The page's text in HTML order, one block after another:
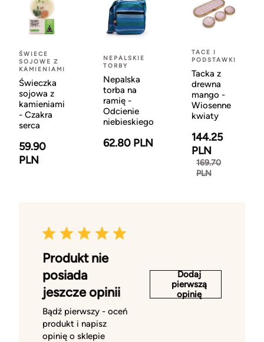
ŚWIECE
SOJOWE Z
KAMIENIAMI
Świeczka
sojowa z
kamieniami
- Czakra
serca
59.90
PLN
NEPALSKIE
TORBY
Nepalska
torba na
ramię -
Odcienie
niebieskiego
62.80 PLN
TACE I
PODSTAWKI
Tacka z
drewna
mango -
Wiosenne
kwiaty
144.25
PLN
169.70
PLN
Produkt nie
posiada
jeszcze opinii
Bądź pierwszy - oceń
produkt i napisz
opinię o sklepie
Dodaj
pierwszą
opinię